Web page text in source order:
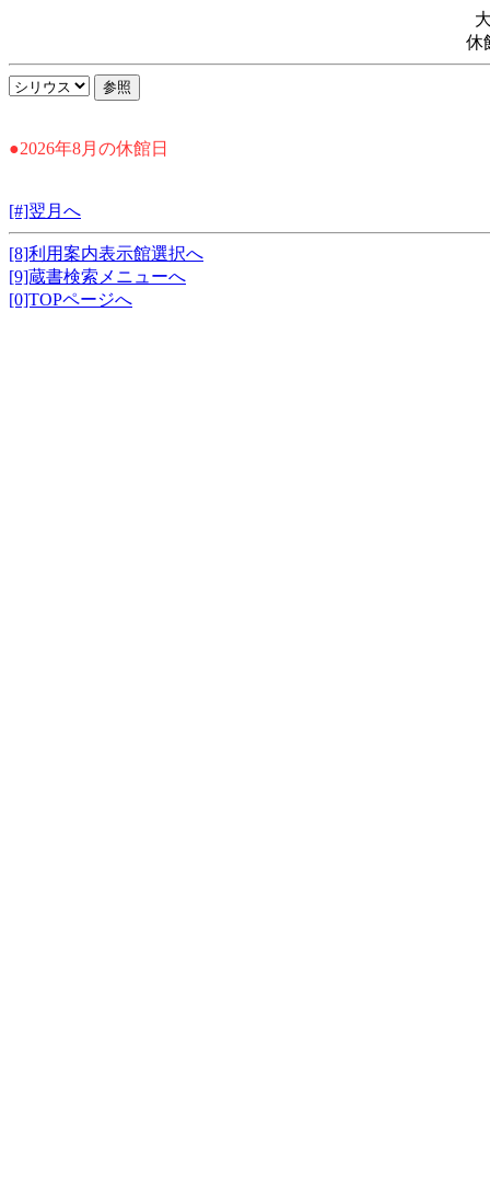
休
●2026年8月の休館日
[#]翌月へ
[8]利用案内表示館選択へ
[9]蔵書検索メニューへ
[0]TOPページへ